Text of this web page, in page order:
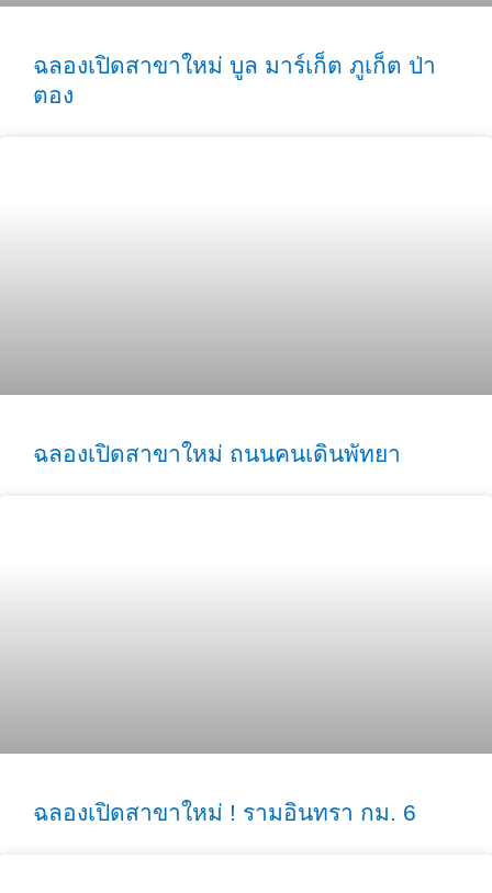
ฉลองเปิดสาขาใหม่ บูล มาร์เก็ต ภูเก็ต ป่า
ตอง
ฉลองเปิดสาขาใหม่ ถนนคนเดินพัทยา
ฉลองเปิดสาขาใหม่ ! รามอินทรา กม. 6